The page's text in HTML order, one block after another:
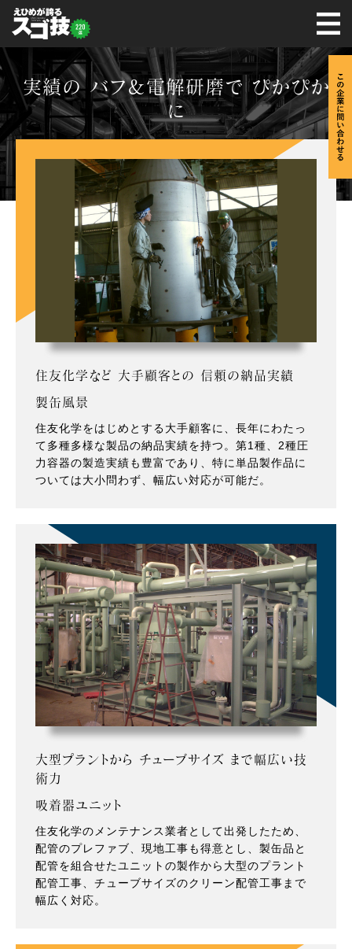
実績の バフ＆電解研磨で ぴかぴか
に
住友化学など 大手顧客との 信頼の納品実績
製缶風景
住友化学をはじめとする大手顧客に、長年にわたっ
て多種多様な製品の納品実績を持つ。第1種、2種圧
力容器の製造実績も豊富であり、特に単品製作品に
ついては大小問わず、幅広い対応が可能だ。
大型プラントから チューブサイズ まで幅広い技
術力
吸着器ユニット
住友化学のメンテナンス業者として出発したため、
配管のプレファブ、現地工事も得意とし、製缶品と
配管を組合せたユニットの製作から大型のプラント
配管工事、チューブサイズのクリーン配管工事まで
幅広く対応。